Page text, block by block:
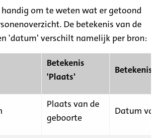
om te weten wat er getoond
De betekenis van de
'datum' verschilt namelijk per bron:
Betekenis
'Plaats'
Plaats van de
geboorte
Datum